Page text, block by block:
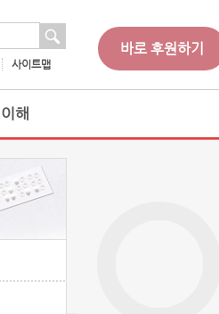
사이트맵
바로 후원하기
해